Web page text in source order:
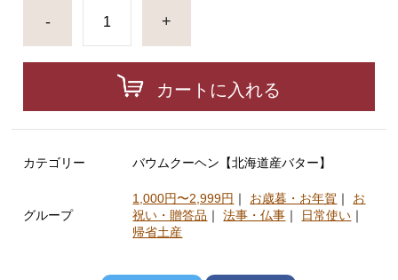
- +
カートに入れる
カテゴリー バウムクーヘン【北海道産バター】
グループ
1,000円〜2,999円 ｜ お歳暮・お年賀 ｜ お
祝い・贈答品 ｜法事・仏事 ｜ 日常使い ｜
帰省土産